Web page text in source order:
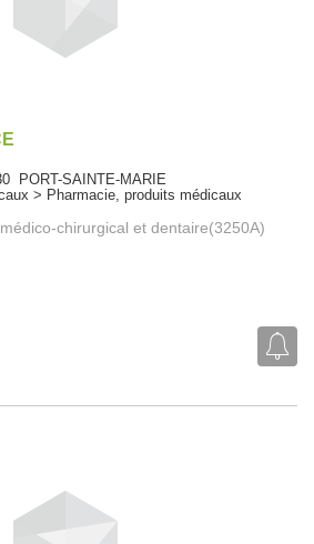
PORT-SAINTE-MARIE
> Pharmacie, produits médicaux
chirurgical et dentaire(3250A)